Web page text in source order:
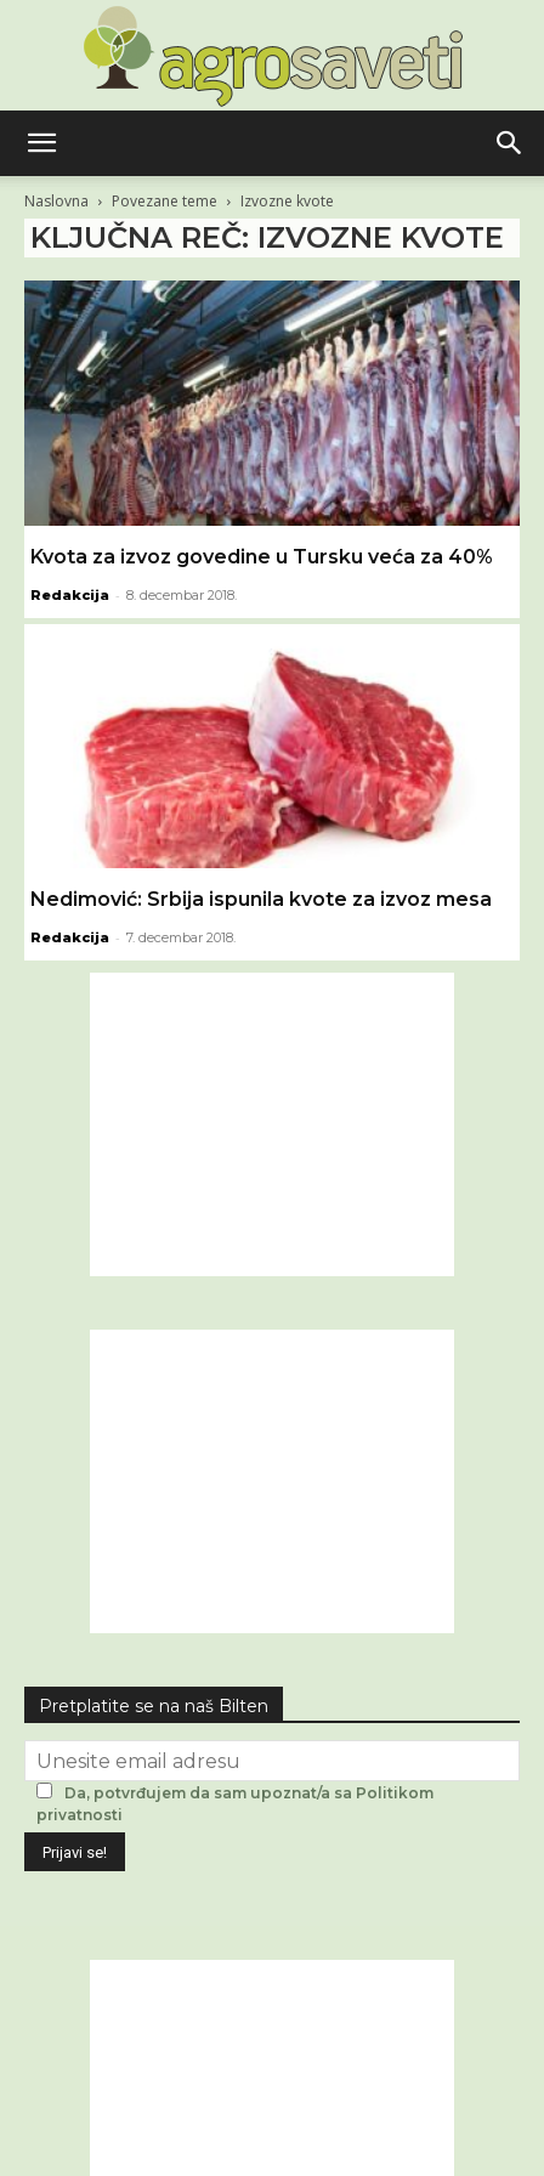
Naslovna Povezane teme Izvozne kvote
KLJUČNA REČ: IZVOZNE KVOTE
Kvota za izvoz govedine u Tursku veća za 40%
Redakcija - 8. decembar 2018.
Nedimović: Srbija ispunila kvote za izvoz mesa
Redakcija - 7. decembar 2018.
Pretplatite se na naš Bilten
Da, potvrđujem da sam upoznat/a sa Politikom
privatnosti